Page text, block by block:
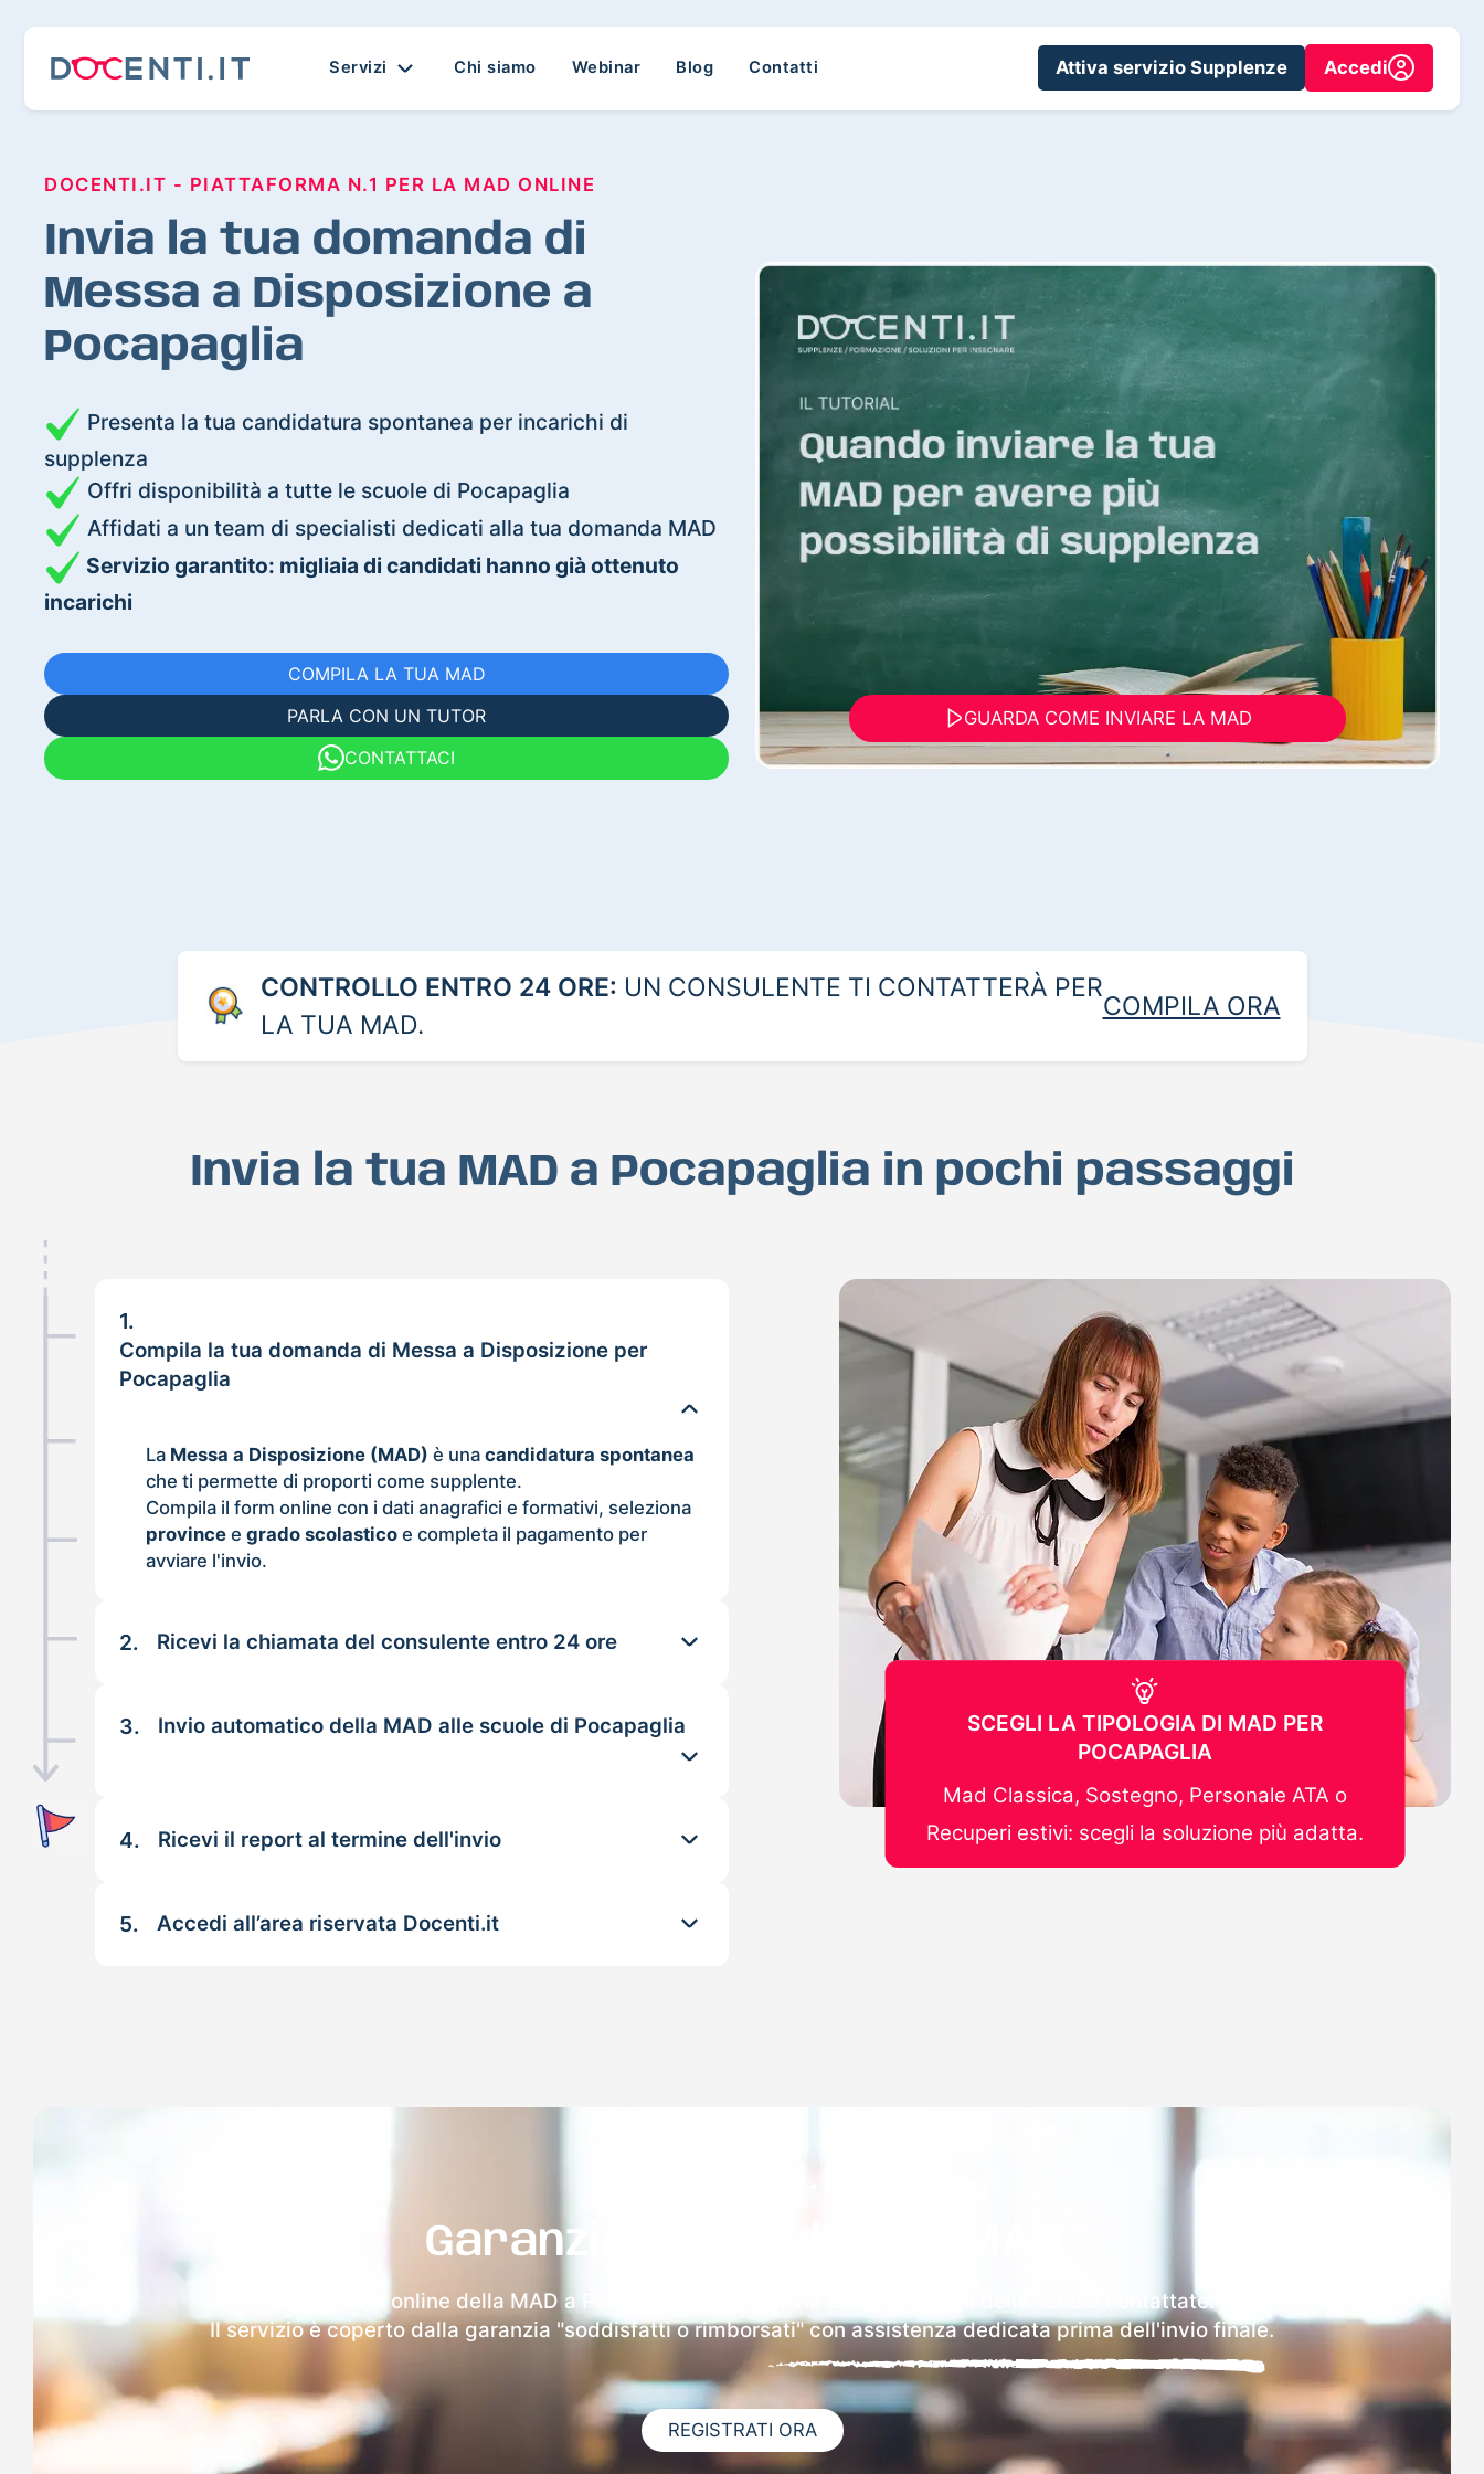
Servizi Chi siamo Webinar Blog Contatti Attiva servizio Supplenze Accedi
DOCENTI.IT - PIATTAFORMA N.1 PER LA MAD ONLINE
Invia la tua domanda di
Messa a Disposizione a
Pocapaglia
Presenta la tua candidatura spontanea per incarichi di
supplenza
Offri disponibilità a tutte le scuole di Pocapaglia
Affidati a un team di specialisti dedicati alla tua domanda MAD
Servizio garantito: migliaia di candidati hanno già ottenuto
incarichi
COMPILA LA TUA MAD
PARLA CON UN TUTOR
CONTATTACI
GUARDA COME INVIARE LA MAD
CONTROLLO ENTRO 24 ORE: UN CONSULENTE TI CONTATTERÀ PER
LA TUA MAD.
COMPILA ORA
Invia la tua MAD a Pocapaglia in pochi passaggi
1.
Compila la tua domanda di Messa a Disposizione per
Pocapaglia
La Messa a Disposizione (MAD) è unacandidatura spontanea
che ti permette di proporti come supplente.
Compila il form online con i dati anagrafici e formativi, seleziona
province egrado scolastico e completa il pagamento per
avviare l'invio.
2. Ricevi la chiamata del consulente entro 24 ore
3. Invio automatico della MAD alle scuole di Pocapaglia
4. Ricevi il report al termine dell'invio
5. Accedi all’area riservata Docenti.it
SCEGLI LA TIPOLOGIA DI MAD PER
POCAPAGLIA
Mad Classica, Sostegno, Personale ATA o
Recuperi estivi: scegli la soluzione più adatta.
Garanzia 100% sulla tua MAD
Dopo l'invio online della MAD a Pocapaglia riceverai via email i dettagli delle scuole contattate.
Il servizio è coperto dalla garanzia "soddisfatti o rimborsati" con assistenza dedicata prima dell'invio finale.
REGISTRATI ORA